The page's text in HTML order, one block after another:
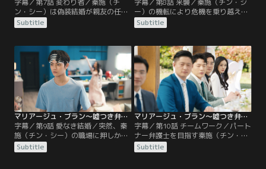
ン・シー）は偽装結婚が親友の任梅
梅（レン・メイメイ）にバレないか
と心配し、急いで帰宅する。機転を
梅に自分が秦施の恋人だと名乗って
いた。梅梅の質問攻めに遭った陽華
は、独特な世界観でことごとく跳ね
返すが、秦施はボロが出ないように
と陽華を外出させる。泥酔した梅梅
は、秦施の言葉をさえぎり…。
Subtitle
ー）の機転により危機を乗り越えた
唐伊慧（タン・イーフイ）は、秦施
を事務所のパートナー候補として推
ら出された条件は“夫”同伴で会合に
出席することだった。「独身女性弁
護士が抜擢される可能性は低い」と
いう唐の言葉に、無力感を覚える秦
施だが…。一方、結婚相談所から紹
介された人物が…。
Subtitle
マリアージュ・ブラン～嘘つき弁護士の愛の法則～ 第09話／字幕
字幕／第9話 愛なき結婚／突然、秦
施（チン・シー）の職場に押しかけ
てきた陽華（ヤン・ホワ）の母親
に、秦施は恋愛ではなく結婚したい
Subtitle
マリアージュ・ブラン～嘘つき弁護士の愛の法則～ 第10話／字幕
字幕／第10話 チームワーク／パート
ナー弁護士を目指す秦施（チン・シ
ー）は、陽華（ヤン・ホワ）を同伴
し所長夫妻の自宅で行われるパーテ
Subtitle